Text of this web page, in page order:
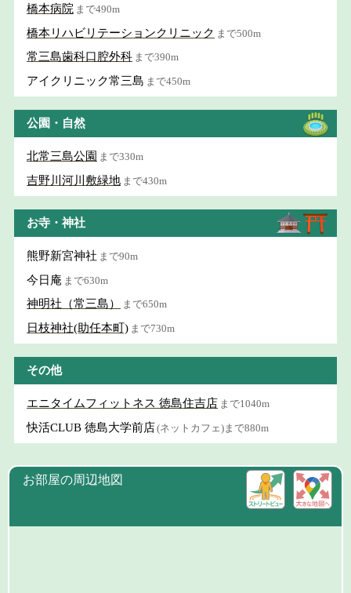
橋本病院 まで490m
橋本リハビリテーションクリニック まで500m
常三島歯科口腔外科 まで390m
アイクリニック常三島 まで450m
公園・自然
北常三島公園 まで330m
吉野川河川敷緑地 まで430m
お寺・神社
熊野新宮神社 まで90m
今日庵 まで630m
神明社（常三島） まで650m
日枝神社(助任本町) まで730m
その他
エニタイムフィットネス 徳島住吉店 まで1040m
快活CLUB 徳島大学前店(ネットカフェ)まで880m
お部屋の周辺地図